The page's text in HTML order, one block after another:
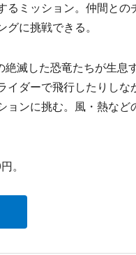
るミッション。仲間との
に挑戦できる。
滅した恐竜たちが生息
イダーで飛行したりしな
ョンに挑む。風・熱など
。